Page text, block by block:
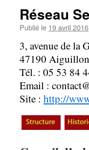
Réseau
Publié le 19 avril 2016
3, avenue de la
47190 Aiguillon
Tél. : 05 53 84
Email :
Site : http://